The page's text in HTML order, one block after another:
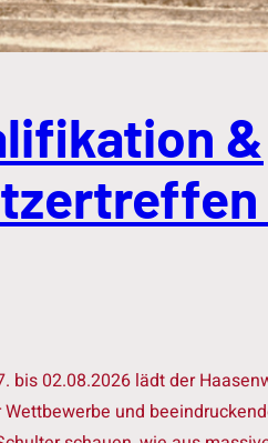
&
bis 02.08.2026 lädt der
und